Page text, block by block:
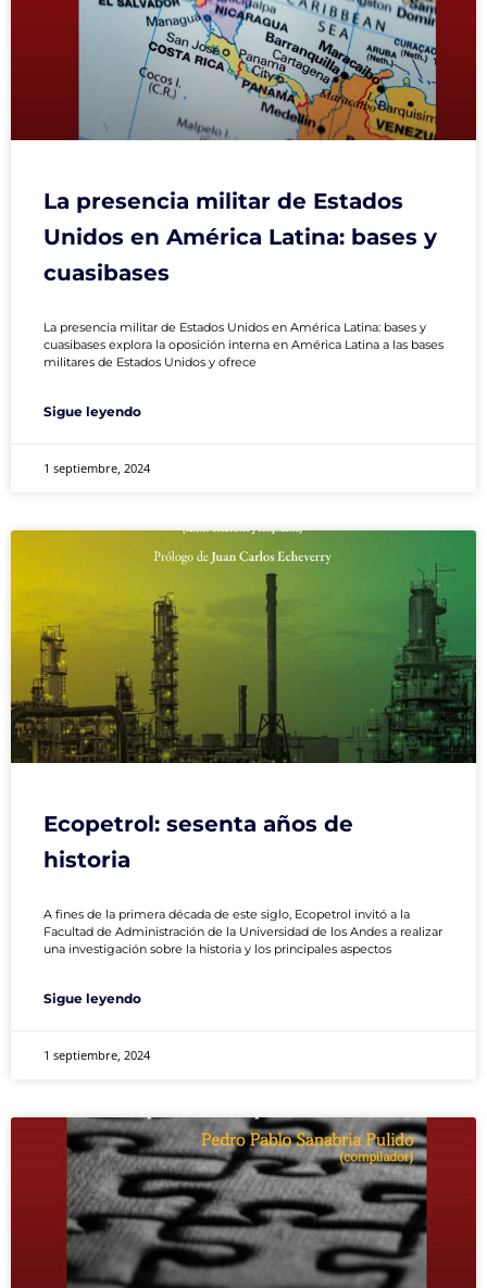
La presencia militar de Estados
Unidos en América Latina: bases y
cuasibases
La presencia militar de Estados Unidos en América Latina: bases y
cuasibases explora la oposición interna en América Latina a las bases
militares de Estados Unidos y ofrece
Sigue leyendo
1 septiembre, 2024
Ecopetrol: sesenta años de
historia
A fines de la primera década de este siglo, Ecopetrol invitó a la
Facultad de Administración de la Universidad de los Andes a realizar
una investigación sobre la historia y los principales aspectos
Sigue leyendo
1 septiembre, 2024